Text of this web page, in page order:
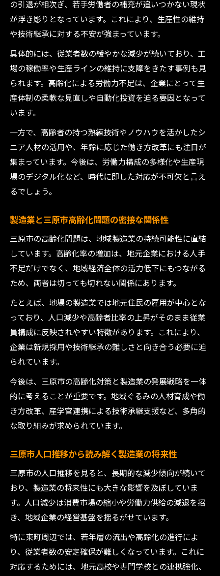
の引退が相次ぎ、若手労働者の補充が追いつかない現状
が浮き彫りとなっています。これにより、生産性の維持
や技術継承に対する不安が強まっています。
具体的には、従業者数の緩やかな減少が続いており、工
場の稼働率や生産ラインの維持に支障をきたす事例も見
られます。高齢化による労働力不足は、企業にとって生
産体制の柔軟な見直しや自動化投資を迫る要因となって
います。
一方で、高齢者の持つ熟練技術やノウハウを活かしたシ
ニア人材の活用や、年齢に応じた働き方改革にも注目が
集まっています。今後は、労働力構成の多様化や生産現
場のデジタル化など、時代に即した対応が不可欠と言え
るでしょう。
製造業と三原市高齢化問題の密接な関係性
三原市の高齢化問題は、地域製造業の持続可能性に直結
しています。高齢化率の増加は、地元企業における人手
不足だけでなく、地域経済全体の活力低下にもつながる
ため、両者は切っても切れない関係にあります。
たとえば、地場の製造業では地元住民の雇用が中心とな
っており、人口減少や高齢者比率の上昇がそのまま従業
員構成に反映されやすい特徴があります。これにより、
企業は新規採用や技術継承の難しさと向き合う必要に迫
られています。
今後は、三原市の高齢化対策と製造業の発展戦略を一体
的に考えることが重要です。地域ぐるみの人材育成や働
き方改革、産学官連携による技術承継支援など、多角的
な取り組みが求められています。
三原市人口推移から読み解く製造業の将来性
三原市の人口推移を見ると、長期的な減少傾向が続いて
おり、製造業の将来性にも大きな影響を及ぼしていま
す。人口減少は消費市場の縮小や労働力供給の減退を招
き、地域企業の経営基盤を揺るがせています。
特に東町周辺では、若年層の流出や高齢化の進行によ
り、従業者数の安定確保が難しくなっています。これに
対応するためには、地元高校や専門学校との連携強化、